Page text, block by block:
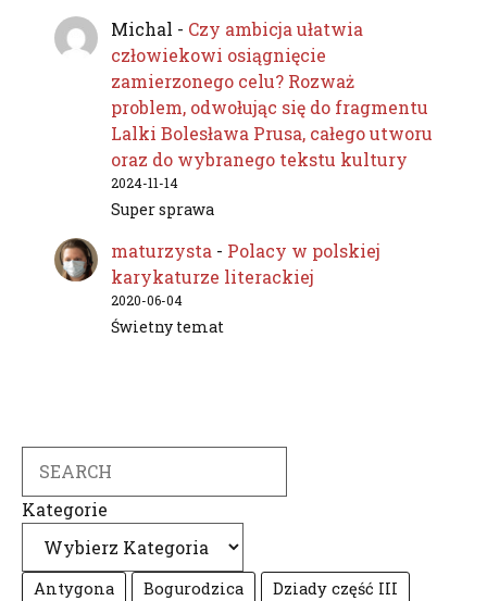
Michal - Czy ambicja ułatwia
człowiekowi osiągnięcie
zamierzonego celu? Rozważ
problem, odwołując się do fragmentu
Lalki Bolesława Prusa, całego utworu
oraz do wybranego tekstu kultury
2024-11-14
Super sprawa
maturzysta - Polacy w polskiej
karykaturze literackiej
2020-06-04
Świetny temat
Kategorie
Antygona Bogurodzica
Dziady część III